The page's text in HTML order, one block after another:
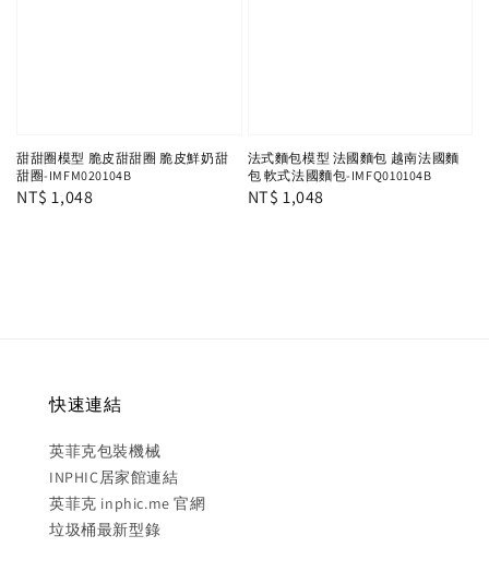
甜甜圈模型 脆皮甜甜圈 脆皮鮮奶甜
甜圈-IMFM020104B
Regular
NT$ 1,048
法式麵包模型 法國麵包 越南法國麵
包 軟式法國麵包-IMFQ010104B
Regular
NT$ 1,048
快速連結
英菲克包裝機械
INPHIC居家館連結
英菲克 inphic.me 官網
垃圾桶最新型錄